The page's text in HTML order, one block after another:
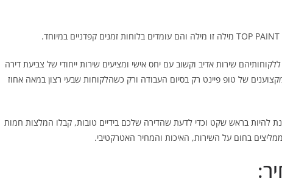
שירות אדיב וקשוב עם יחס אישי ומציעים שירות ייחודי של צביעת דירה
של טופ פיינט רק בסיום העבודה ורק כשהלקוחות שבעי רצון במאה אחוז
מנת להיות בראש שקט וכדי לדעת שהדירה שלכם בידיים טובות, קבלו המלצות חמות
בחום על השירות, האיכות והמחיר האטרקטיבי.